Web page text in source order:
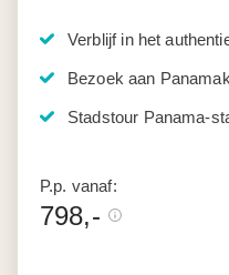
Verblijf in het
Bezoek aan
Stadstour Panama-
P.p. vanaf:
798,-